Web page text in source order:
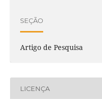
SEÇÃO
Artigo de Pesquisa
LICENÇA